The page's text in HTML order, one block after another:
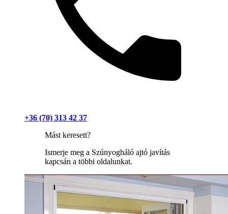
+36 (70) 313 42 37
Mást keresett?
Ismerje meg a Szúnyogháló ajtó javítás
kapcsán a többi oldalunkat.